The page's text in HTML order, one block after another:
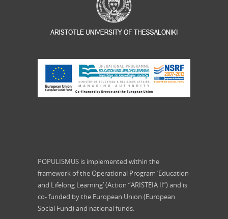
POPULISMUS is implemented within the
framework of the Operational Program ‘Education
and Lifelong Learning’ (Action “ARISTEIA II”) and is
co- funded by the European Union (European
Social Fund) and national funds.